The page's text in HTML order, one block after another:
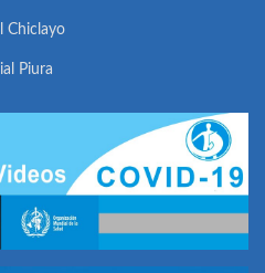
Chiclayo
Piura